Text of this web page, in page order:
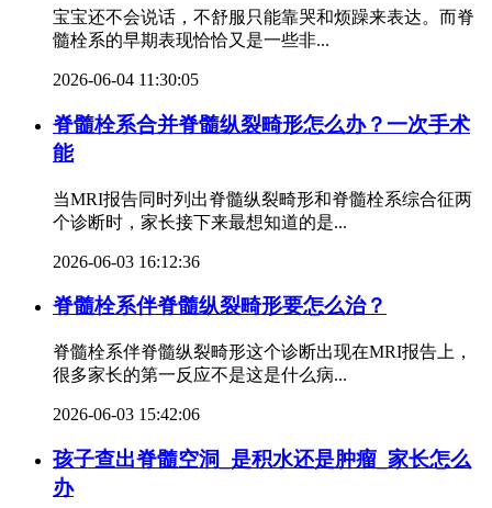
宝宝还不会说话，不舒服只能靠哭和烦躁来表达。而脊
髓栓系的早期表现恰恰又是一些非...
2026-06-04 11:30:05
脊髓栓系合并脊髓纵裂畸形怎么办？一次手术
能
当MRI报告同时列出脊髓纵裂畸形和脊髓栓系综合征两
个诊断时，家长接下来最想知道的是...
2026-06-03 16:12:36
脊髓栓系伴脊髓纵裂畸形要怎么治？
脊髓栓系伴脊髓纵裂畸形这个诊断出现在MRI报告上，
很多家长的第一反应不是这是什么病...
2026-06-03 15:42:06
孩子查出脊髓空洞_是积水还是肿瘤_家长怎么
办